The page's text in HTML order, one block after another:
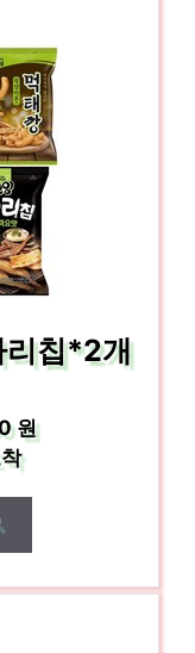
리칩*2개
원